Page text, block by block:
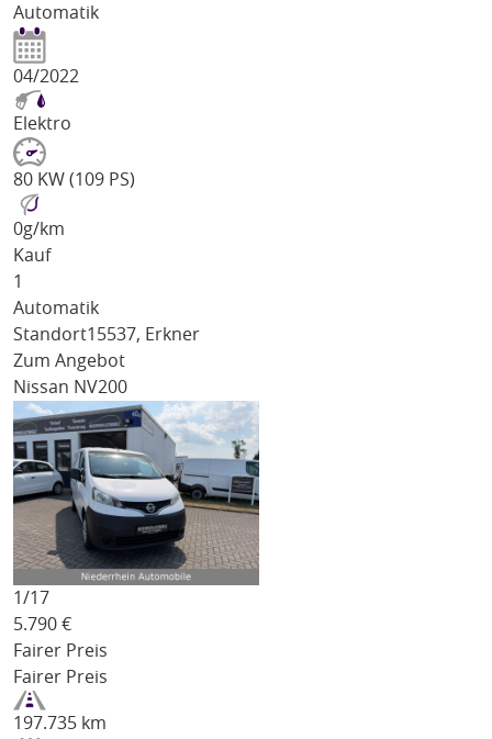
Automatik
04/2022
Elektro
80 KW (109 PS)
0g/km
Kauf
1
Automatik
Standort15537, Erkner
Zum Angebot
Nissan NV200
1/17
5.790 €
Fairer Preis
Fairer Preis
197.735 km